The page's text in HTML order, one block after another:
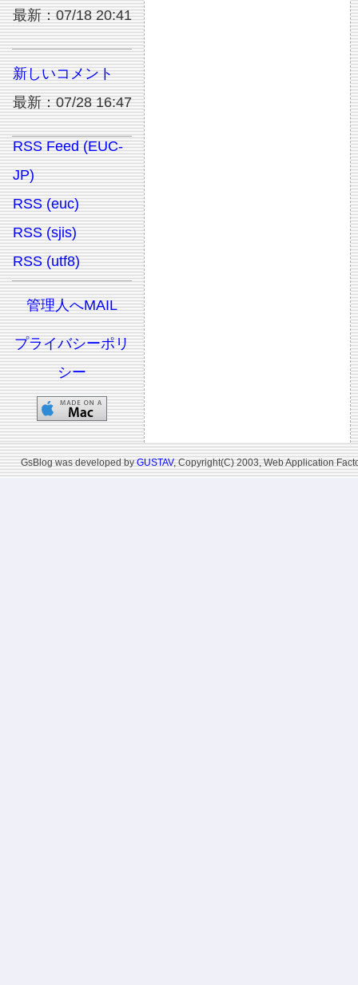
最新：07/18 20:41
新しいコメント
最新：07/28 16:47
RSS Feed (EUC-
JP)
RSS (euc)
RSS (sjis)
RSS (utf8)
管理人へMAIL
プライバシーポリ
シー
GsBlog was developed byGUSTAV, Copyright(C) 2003, Web Application